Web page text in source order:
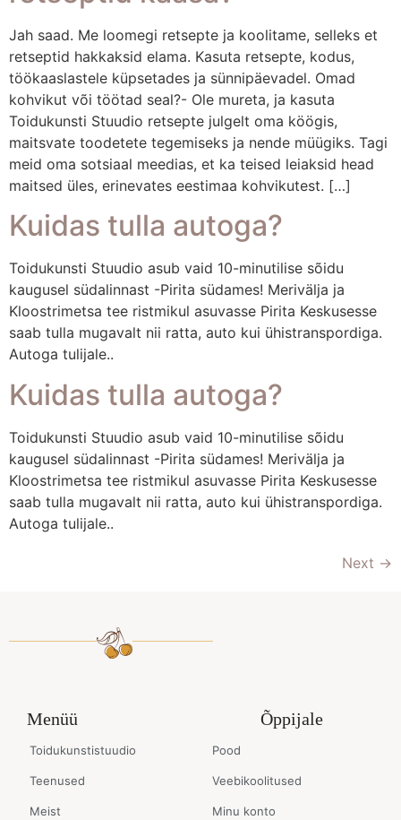
Jah saad. Me loomegi retsepte ja koolitame, selleks et
retseptid hakkaksid elama. Kasuta retsepte, kodus,
töökaaslastele küpsetades ja sünnipäevadel. Omad
kohvikut või töötad seal?- Ole mureta, ja kasuta
Toidukunsti Stuudio retsepte julgelt oma köögis,
maitsvate toodetete tegemiseks ja nende müügiks. Tagi
meid oma sotsiaal meedias, et ka teised leiaksid head
maitsed üles, erinevates eestimaa kohvikutest. […]
Kuidas tulla autoga?
Toidukunsti Stuudio asub vaid 10-minutilise sõidu
kaugusel südalinnast -Pirita südames! Merivälja ja
Kloostrimetsa tee ristmikul asuvasse Pirita Keskusesse
saab tulla mugavalt nii ratta, auto kui ühistranspordiga.
Autoga tulijale..
Kuidas tulla autoga?
Toidukunsti Stuudio asub vaid 10-minutilise sõidu
kaugusel südalinnast -Pirita südames! Merivälja ja
Kloostrimetsa tee ristmikul asuvasse Pirita Keskusesse
saab tulla mugavalt nii ratta, auto kui ühistranspordiga.
Autoga tulijale..
Next →
Menüü
Toidukunstistuudio
Teenused
Meist
Õppijale
Pood
Veebikoolitused
Minu konto